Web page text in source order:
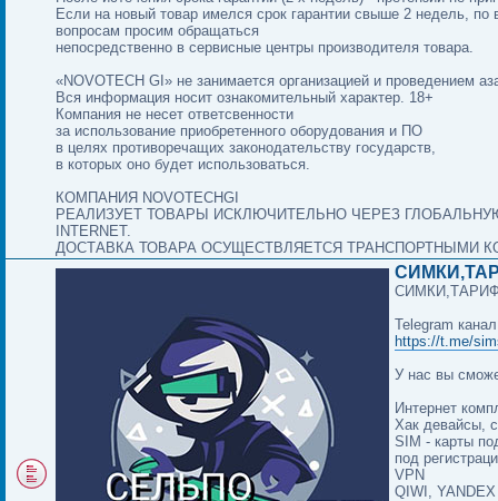
Если на новый товар имелся срок гарантии свыше 2 недель, по
вопросам просим обращаться
непосредственно в сервисные центры производителя товара.
«NOVOTECH GI» не занимается организацией и проведением
Вся информация носит ознакомительный характер. 18+
Компания не несет ответсвенности
за использование приобретенного оборудования и ПО
в целях противоречащих законодательству государств,
в которых оно будет использоваться.
КОМПАНИЯ NOVOTECHGI
РЕАЛИЗУЕТ ТОВАРЫ ИСКЛЮЧИТЕЛЬНО ЧЕРЕЗ
INTERNET.
ДОСТАВКА ТОВАРА ОСУЩЕСТВЛЯЕТСЯ ТРАНСПОРТНЫМИ
Telegram
https://t.me/
У нас вы
Интернет
Хак девайсы,
SIM - карты
под
VPN
QIWI,